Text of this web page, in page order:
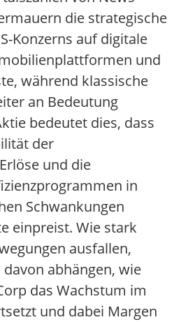
die strategische
Konzerns auf digitale
und
während klassische
an Bedeutung
bedeutet dies, dass
der
und die
in
Schwankungen
einpreist. Wie stark
ausfallen,
abhängen, wie
das Wachstum im
und dabei Margen